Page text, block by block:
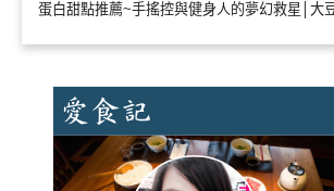
蛋白甜點推薦~手搖控與健身人的夢幻救星│大